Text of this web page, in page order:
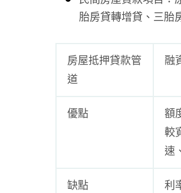
胎房貸轉增貸、三胎
房屋抵押貸款管
道
融
優點
額
較
速
缺點 利